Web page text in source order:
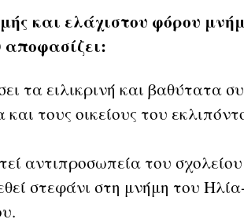
και ελάχιστου φόρου
τα ειλικρινή και βαθύτατα
και τους οικείους του
αντιπροσωπεία του
στεφάνι στη μνήμη του